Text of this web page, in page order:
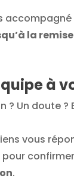
accompagné
la
à
? Un doute ?
vous
.